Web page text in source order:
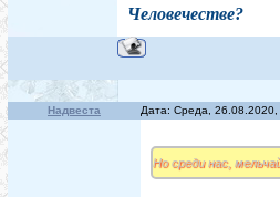
Человечестве?
Надвеста Дата: Среда,
Но среди нас,